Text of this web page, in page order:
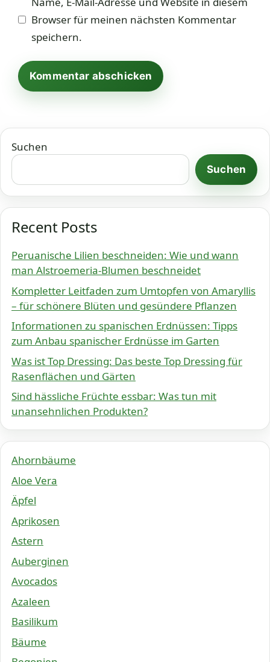
Browser für meinen nächsten Kommentar
speichern.
Suchen
Suchen
Recent Posts
Peruanische Lilien beschneiden: Wie und wann
man Alstroemeria-Blumen beschneidet
Kompletter Leitfaden zum Umtopfen von Amaryllis
– für schönere Blüten und gesündere Pflanzen
Informationen zu spanischen Erdnüssen: Tipps
zum Anbau spanischer Erdnüsse im Garten
Was ist Top Dressing: Das beste Top Dressing für
Rasenflächen und Gärten
Sind hässliche Früchte essbar: Was tun mit
unansehnlichen Produkten?
Ahornbäume
Aloe Vera
Äpfel
Aprikosen
Astern
Auberginen
Avocados
Azaleen
Basilikum
Bäume